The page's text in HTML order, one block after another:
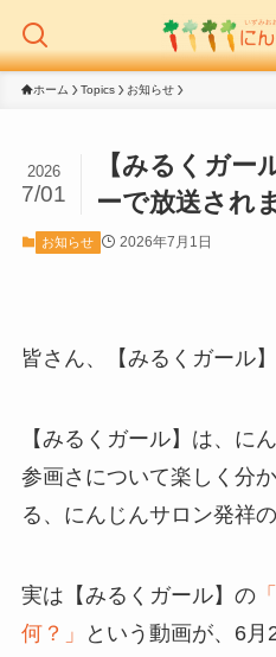
ホーム Topics お知らせ
【みるくガー
ーで放送され
2026
7/01
お知らせ 2026年7月1日
皆さん、【みるくガール
【みるくガール】は、に
参画さについて楽しく分
る、にんじんサロン発祥
実は【みるくガール】の
何？」
という動画が、6